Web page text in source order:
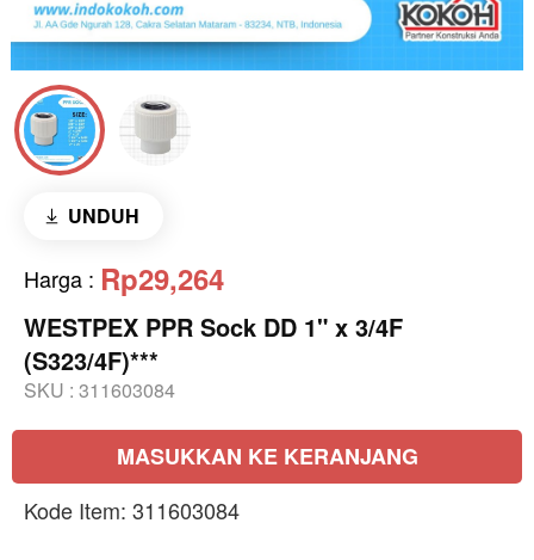
UNDUH
Harga : Rp29,264
WESTPEX PPR Sock DD 1" x 3/4F
(S323/4F)***
SKU : 311603084
MASUKKAN KE KERANJANG
Kode Item: 311603084